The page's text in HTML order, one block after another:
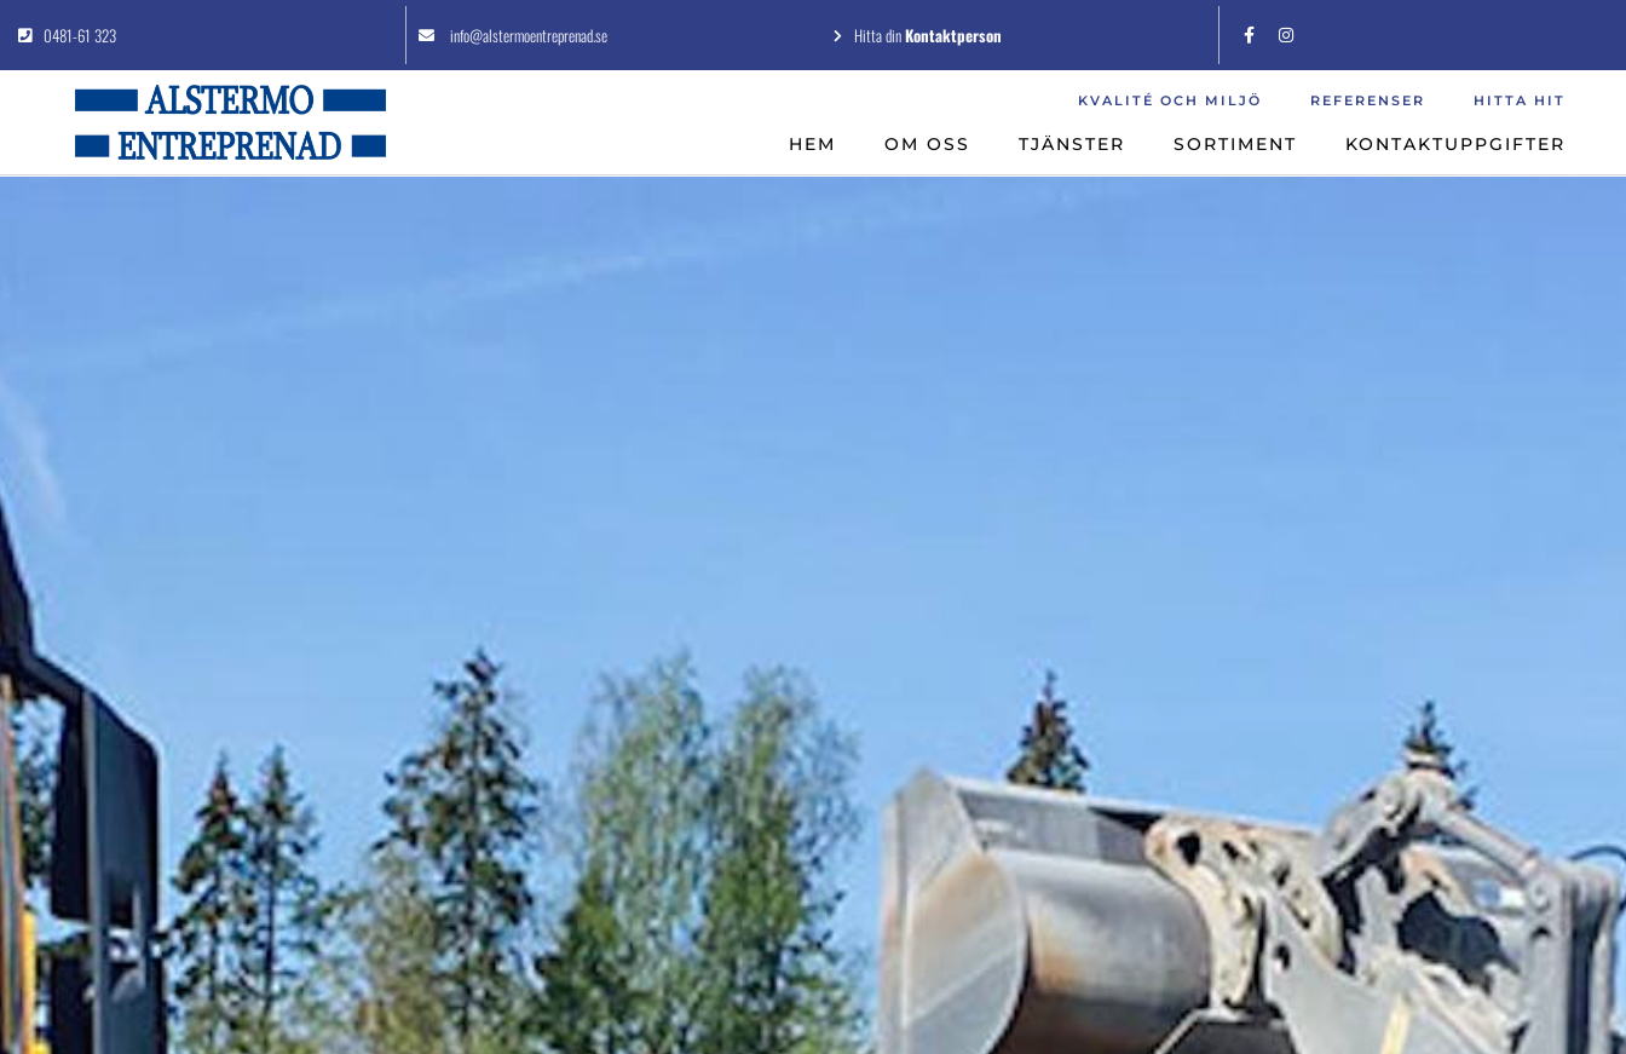
0481-61 323 info@alstermoentreprenad.se Hitta dinKontaktperson
KVALITÉ OCH MILJÖ REFERENSER HITTA HIT
HEM OM OSS TJÄNSTER SORTIMENT KONTAKTUPPGIFTER